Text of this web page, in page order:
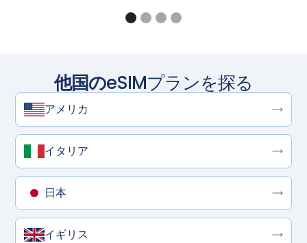
他国のeSIMプランを探る
アメリカ
イタリア
日本
イギリス